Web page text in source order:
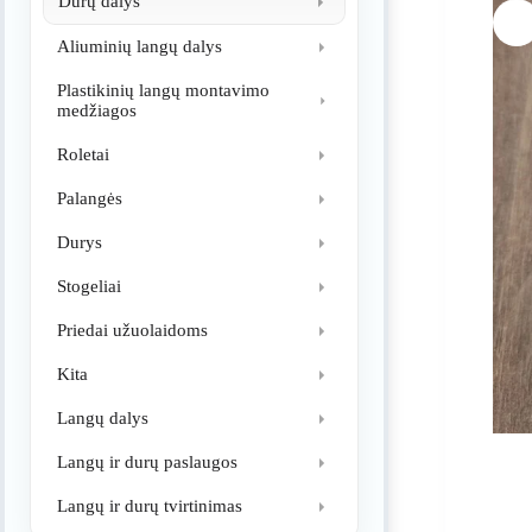
Aliuminių langų dalys
Plastikinių langų montavimo
medžiagos
Roletai
Palangės
Durys
Stogeliai
Priedai užuolaidoms
Kita
Langų dalys
Langų ir durų paslaugos
Langų ir durų tvirtinimas